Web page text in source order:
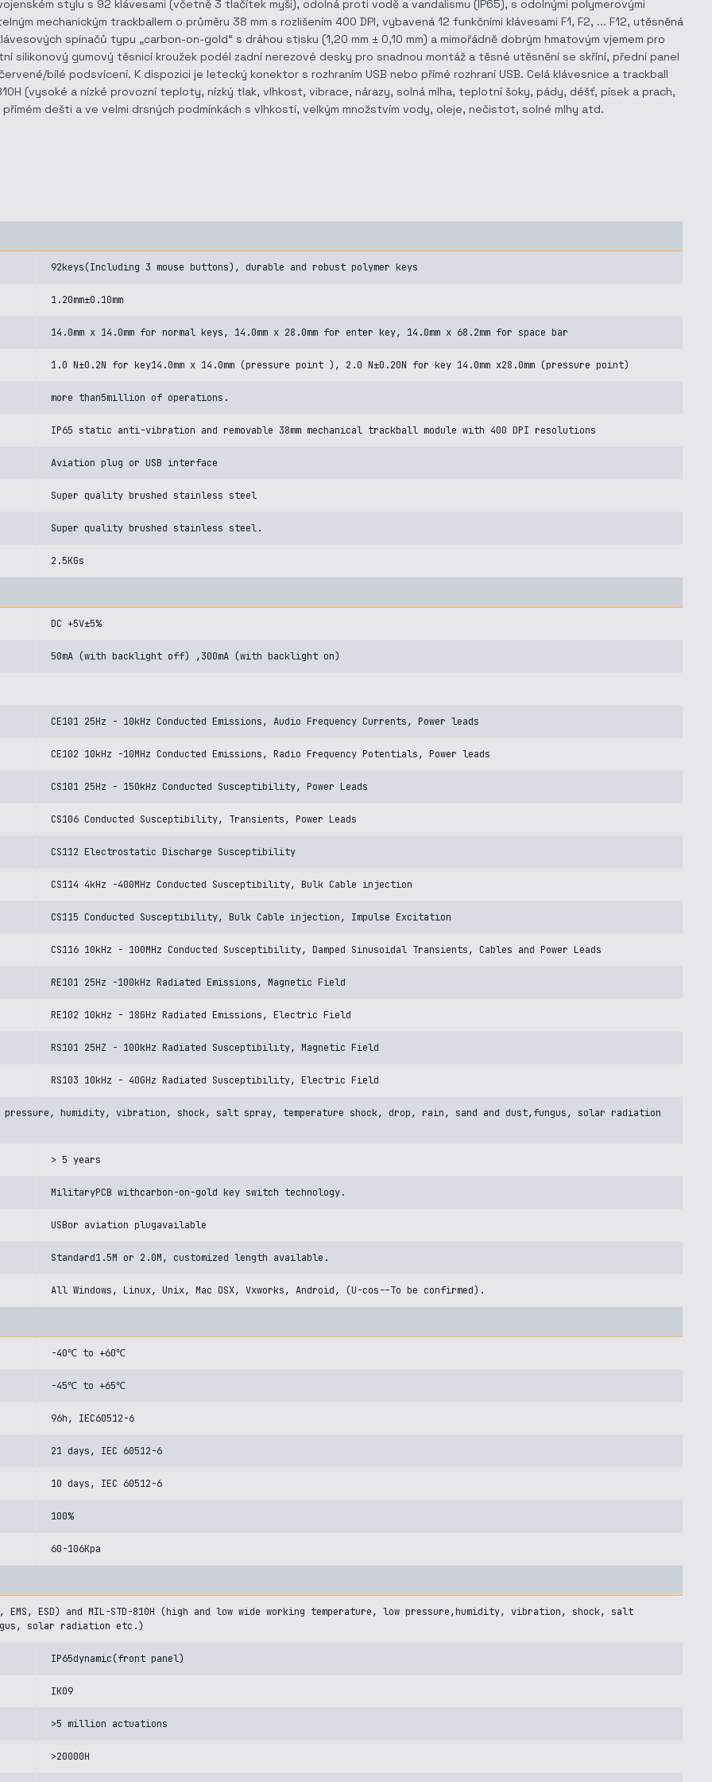
stylu s 92 klávesami (včetně 3 tlačítek myši), odolná proti vodě a vandalismu (IP65), s odolnými polymerovými
mechanickým trackballem o průměru 38 mm s rozlišením 400 DPI, vybavená 12 funkčními klávesami F1, F2, ... F12, utěsněná
spínačů typu „carbon-on-gold“ s dráhou stisku (1,20 mm ± 0,10 mm) a mimořádně dobrým hmatovým vjemem pro
silikonový gumový těsnicí kroužek podél zadní nerezové desky pro snadnou montáž a těsné utěsnění se skříní, přední panel
bílé podsvícení. K dispozici je letecký konektor s rozhraním USB nebo přímé rozhraní USB. Celá klávesnice a trackball
810H (vysoké a nízké provozní teploty, nízký tlak, vlhkost, vibrace, nárazy, solná mlha, teplotní šoky, pády, déšť, písek a prach,
dešti a ve velmi drsných podmínkách s vlhkostí, velkým množstvím vody, oleje, nečistot, solné mlhy atd.
92keys(Including 3 mouse buttons), durable and robust polymer keys
1.20mm±0.10mm
14.0mm x 14.0mm for normal keys, 14.0mm x 28.0mm for enter key, 14.0mm x 68.2mm for space bar
1.0 N±0.2N for key14.0mm x 14.0mm (pressure point ), 2.0 N±0.20N for key 14.0mm x28.0mm (pressure point)
more than5million of operations.
IP65 static anti-vibration and removable 38mm mechanical trackball module with 400 DPI resolutions
Aviation plug or USB interface
Super quality brushed stainless steel
Super quality brushed stainless steel.
2.5KGs
DC +5V±5%
50mA (with backlight off) ,300mA (with backlight on)
CE101 25Hz - 10kHz Conducted Emissions, Audio Frequency Currents, Power leads
CE102 10kHz -10MHz Conducted Emissions, Radio Frequency Potentials, Power leads
CS101 25Hz - 150kHz Conducted Susceptibility, Power Leads
CS106 Conducted Susceptibility, Transients, Power Leads
CS112 Electrostatic Discharge Susceptibility
CS114 4kHz -400MHz Conducted Susceptibility, Bulk Cable injection
CS115 Conducted Susceptibility, Bulk Cable injection, Impulse Excitation
CS116 10kHz - 100MHz Conducted Susceptibility, Damped Sinusoidal Transients, Cables and Power Leads
RE101 25Hz -100kHz Radiated Emissions, Magnetic Field
RE102 10kHz - 18GHz Radiated Emissions, Electric Field
RS101 25HZ - 100kHz Radiated Susceptibility, Magnetic Field
RS103 10kHz - 40GHz Radiated Susceptibility, Electric Field
pressure, humidity, vibration, shock, salt spray, temperature shock, drop, rain, sand and dust,fungus, solar radiation
> 5 years
MilitaryPCB withcarbon-on-gold key switch technology.
USBor aviation plugavailable
Standard1.5M or 2.0M, customized length available.
All Windows, Linux, Unix, Mac OSX, Vxworks, Android, (U-cos--To be confirmed).
-40℃ to +60℃
-45℃ to +65℃
96h, IEC60512-6
21 days, IEC 60512-6
10 days, IEC 60512-6
100%
60-106Kpa
EMS, ESD) and MIL-STD-810H (high and low wide working temperature, low pressure,humidity, vibration, shock, salt
solar radiation etc.)
IP65dynamic(front panel)
IK09
>5 million actuations
>20000H